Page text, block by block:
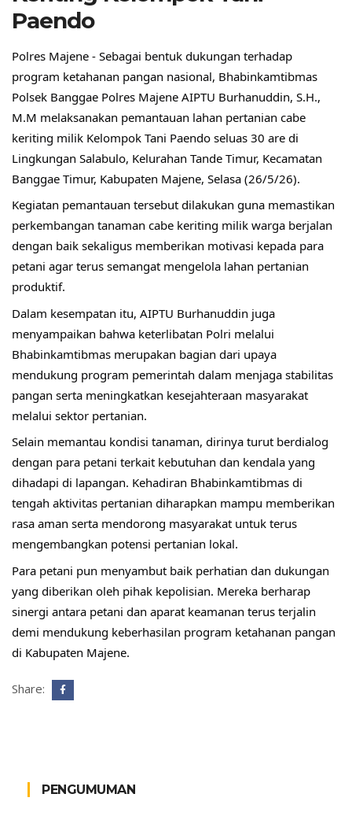
Paendo
Polres Majene - Sebagai bentuk dukungan terhadap
program ketahanan pangan nasional, Bhabinkamtibmas
Polsek Banggae Polres Majene AIPTU Burhanuddin, S.H.,
M.M melaksanakan pemantauan lahan pertanian cabe
keriting milik Kelompok Tani Paendo seluas 30 are di
Lingkungan Salabulo, Kelurahan Tande Timur, Kecamatan
Banggae Timur, Kabupaten Majene, Selasa (26/5/26).
Kegiatan pemantauan tersebut dilakukan guna memastikan
perkembangan tanaman cabe keriting milik warga berjalan
dengan baik sekaligus memberikan motivasi kepada para
petani agar terus semangat mengelola lahan pertanian
produktif.
Dalam kesempatan itu, AIPTU Burhanuddin juga
menyampaikan bahwa keterlibatan Polri melalui
Bhabinkamtibmas merupakan bagian dari upaya
mendukung program pemerintah dalam menjaga stabilitas
pangan serta meningkatkan kesejahteraan masyarakat
melalui sektor pertanian.
Selain memantau kondisi tanaman, dirinya turut berdialog
dengan para petani terkait kebutuhan dan kendala yang
dihadapi di lapangan. Kehadiran Bhabinkamtibmas di
tengah aktivitas pertanian diharapkan mampu memberikan
rasa aman serta mendorong masyarakat untuk terus
mengembangkan potensi pertanian lokal.
Para petani pun menyambut baik perhatian dan dukungan
yang diberikan oleh pihak kepolisian. Mereka berharap
sinergi antara petani dan aparat keamanan terus terjalin
demi mendukung keberhasilan program ketahanan pangan
di Kabupaten Majene.
Share:
PENGUMUMAN